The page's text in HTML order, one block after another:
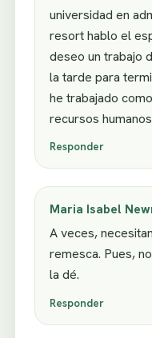
universidad en
resort hablo el
deseo un trabajo
la tarde para
he trabajado
recursos
Responder
Maria Isabel
A veces,
remesca. Pues,
la dé.
Responder